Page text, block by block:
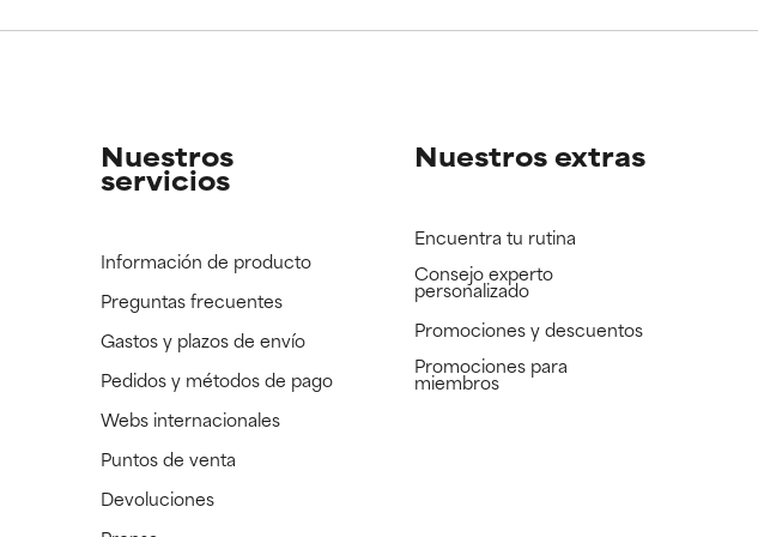
disponible pendiente de revisar.
disponible pendiente de revisar.
Nuestros
servicios
Información de producto
Preguntas frecuentes
Gastos y plazos de envío
Pedidos y métodos de pago
Webs internacionales
Puntos de venta
Devoluciones
Nuestros extras
Encuentra tu rutina
Consejo experto
personalizado
Promociones y descuentos​
Promociones para
miembros